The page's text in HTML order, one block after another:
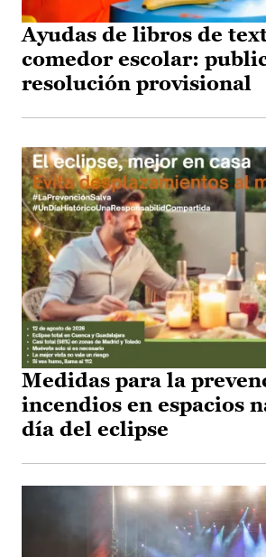
Ayudas de libros de
comedor escolar:
resolución provisional
Medidas para la
incendios en espacios
día del eclipse